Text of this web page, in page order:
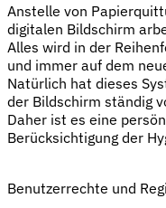
Anstelle von
digitalen Bildschirm
Alles wird in der
und immer auf dem
Natürlich hat dieses
der Bildschirm ständig
Daher ist es eine
Berücksichtigung der
Benutzerrechte und